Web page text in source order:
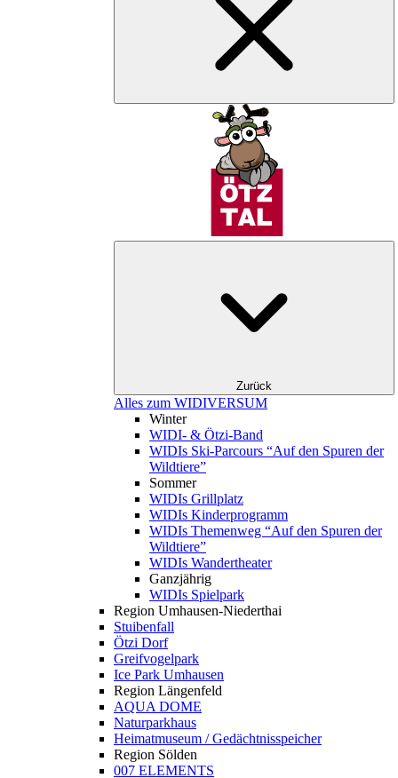
Zurück
Alles zum WIDIVERSUM
Winter
WIDI- & Ötzi-Band
WIDIs Ski-Parcours “Auf den Spuren der
Wildtiere”
Sommer
WIDIs Grillplatz
WIDIs Kinderprogramm
WIDIs Themenweg “Auf den Spuren der
Wildtiere”
WIDIs Wandertheater
Ganzjährig
WIDIs Spielpark
Region Umhausen-Niederthai
Stuibenfall
Ötzi Dorf
Greifvogelpark
Ice Park Umhausen
Region Längenfeld
AQUA DOME
Naturparkhaus
Heimatmuseum / Gedächtnisspeicher
Region Sölden
007 ELEMENTS